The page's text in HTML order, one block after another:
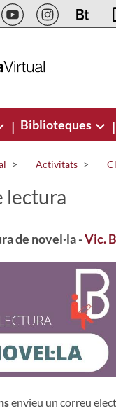
| Biblioteques |
Activitats
lectura
de novel·la -Vic.
envieu un correu